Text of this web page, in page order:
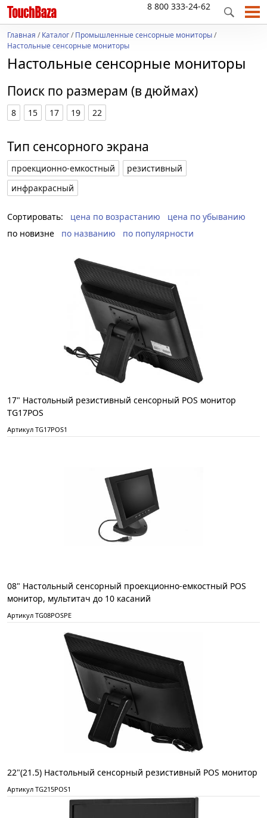
8 800 333-24-62
Главная /Каталог/Промышленные сенсорные мониторы/
Настольные сенсорные мониторы
Настольные сенсорные мониторы
Поиск по размерам (в дюймах)
8 15 17 19 22
Тип сенсорного экрана
проекционно-емкостный
резистивный
инфракрасный
Сортировать: цена по возрастанию
цена по убыванию
по новизне
по названию по популярности
17" Настольный резистивный сенсорный POS монитор
TG17POS
Артикул TG17POS1
08" Настольный сенсорный проекционно-емкостный POS
монитор, мультитач до 10 касаний
Артикул TG08POSPE
22"(21.5) Настольный сенсорный резистивный POS монитор
Артикул TG215POS1